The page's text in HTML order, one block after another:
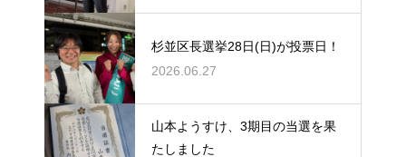
杉並区長選挙28日(日)が投票日！
2026.06.27
山本ようすけ、3期目の当選を果
たしました